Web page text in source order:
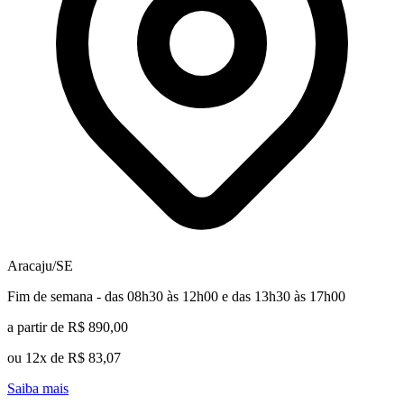
Aracaju/SE
Fim de semana - das 08h30 às 12h00 e das 13h30 às 17h00
a partir de R$ 890,00
ou 12x de R$ 83,07
Saiba mais